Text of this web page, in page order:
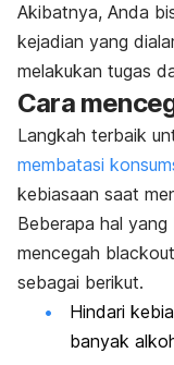
Akibatnya, Anda
kejadian yang
melakukan tugas
Cara
Langkah terbaik
membatasi
kebiasaan saat
Beberapa hal
mencegah blackout
sebagai berikut.
Hindari
banyak